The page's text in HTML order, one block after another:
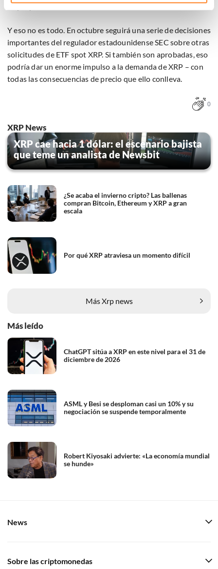
bezwaar tegen bedrijven die persoonsgegevens verwerken
op basis van gerechtvaardigd belang. U kunt uw privacy-
instellingen te allen tijde inzien en bijwerken door op de
tekst 'cookies' te klikken onderaan de pagina. Voor meer
informatie: zie onsprivacy- encookiestatement.
Osprey Funds.
Y eso no es todo. En octubre seguirá una serie de decisiones
importantes del regulador estadounidense SEC sobre otras
solicitudes de ETF spot XRP. Si también son aprobadas, eso
podría dar un enorme impulso a la demanda de XRP – con
todas las consecuencias de precio que ello conlleva.
0
XRP News
XRP cae hacia 1 dólar: el escenario bajista
que teme un analista de Newsbit
¿Se acaba el invierno cripto? Las ballenas
compran Bitcoin, Ethereum y XRP a gran
escala
Por qué XRP atraviesa un momento difícil
Más Xrp news
Más leído
ChatGPT sitúa a XRP en este nivel para el 31 de
diciembre de 2026
ASML y Besi se desploman casi un 10% y su
negociación se suspende temporalmente
Robert Kiyosaki advierte: «La economía mundial
se hunde»
News
Sobre las criptomonedas